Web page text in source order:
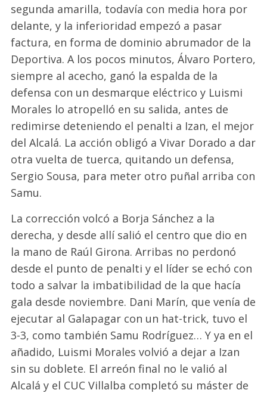
segunda amarilla, todavía con media hora por
delante, y la inferioridad empezó a pasar
factura, en forma de dominio abrumador de la
Deportiva. A los pocos minutos, Álvaro Portero,
siempre al acecho, ganó la espalda de la
defensa con un desmarque eléctrico y Luismi
Morales lo atropelló en su salida, antes de
redimirse deteniendo el penalti a Izan, el mejor
del Alcalá. La acción obligó a Vivar Dorado a dar
otra vuelta de tuerca, quitando un defensa,
Sergio Sousa, para meter otro puñal arriba con
Samu.
La corrección volcó a Borja Sánchez a la
derecha, y desde allí salió el centro que dio en
la mano de Raúl Girona. Arribas no perdonó
desde el punto de penalti y el líder se echó con
todo a salvar la imbatibilidad de la que hacía
gala desde noviembre. Dani Marín, que venía de
ejecutar al Galapagar con un hat-trick, tuvo el
3-3, como también Samu Rodríguez… Y ya en el
añadido, Luismi Morales volvió a dejar a Izan
sin su doblete. El arreón final no le valió al
Alcalá y el CUC Villalba completó su máster de